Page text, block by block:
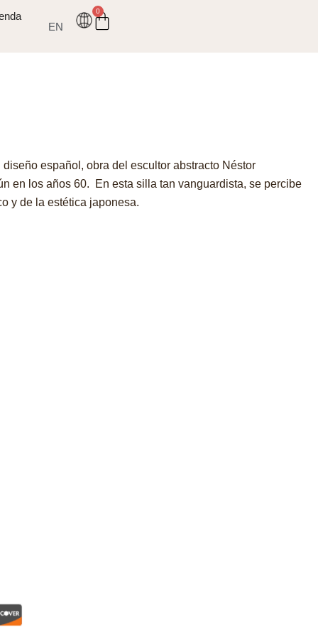
EN
0
español, obra del escultor abstracto Néstor
en los años 60.
En esta silla tan vanguardista, se percibe
y de la estética japonesa.